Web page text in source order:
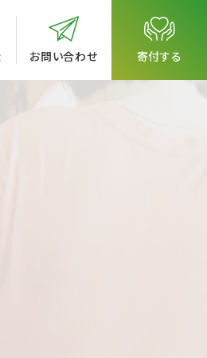
お問い合わせ 寄付する